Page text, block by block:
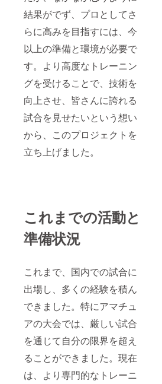
結果がでず、プロとしてさ
らに高みを目指すには、今
以上の準備と環境が必要で
す。より高度なトレーニン
グを受けることで、技術を
向上させ、皆さんに誇れる
試合を見せたいという想い
から、このプロジェクトを
立ち上げました。
これまでの活動と
準備状況
これまで、国内での試合に
出場し、多くの経験を積ん
できました。特にアマチュ
アの大会では、厳しい試合
を通じて自分の限界を超え
ることができました。現在
は、より専門的なトレーニ